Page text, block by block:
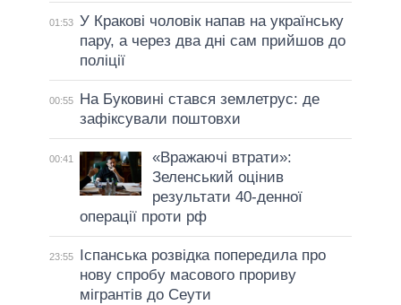
01:53 У Кракові чоловік напав на українську
пару, а через два дні сам прийшов до
поліції
00:55
На Буковині стався землетрус: де
зафіксували поштовхи
00:41
«Вражаючі втрати»:
Зеленський оцінив
результати 40-денної
операції проти рф
23:55
Іспанська розвідка попередила про
нову спробу масового прориву
мігрантів до Сеути